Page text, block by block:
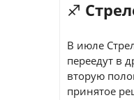
♐
В июле
переедут в
вторую
принятое